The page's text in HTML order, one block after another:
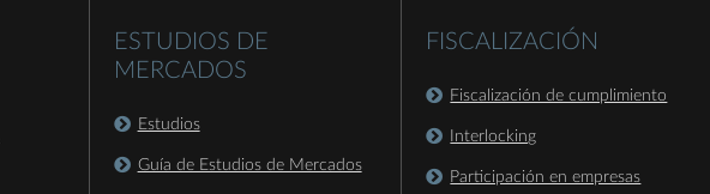
ESTUDIOS DE
MERCADOS
Estudios
Guía de Estudios de Mercados
FISCALIZACIÓN
Fiscalización de cumplimiento
Interlocking
Participación en empresas